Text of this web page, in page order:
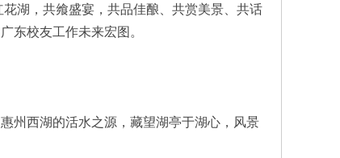
湖，共飨盛宴，共品佳酿、共赏美景、共话
东校友工作未来宏图。
州西湖的活水之源，藏望湖亭于湖心，风景